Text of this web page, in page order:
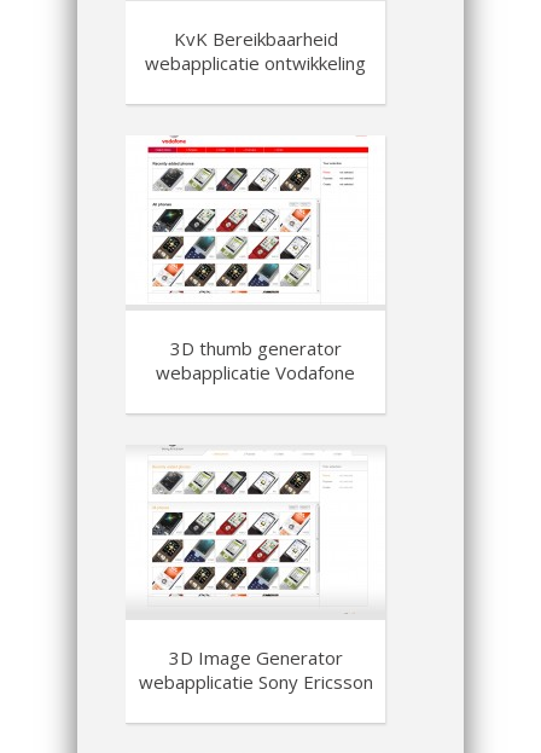
KvK Bereikbaarheid
webapplicatie ontwikkeling
3D thumb generator
webapplicatie Vodafone
3D Image Generator
webapplicatie Sony Ericsson